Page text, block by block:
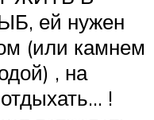
ей нужен
(или камнем
, на
!